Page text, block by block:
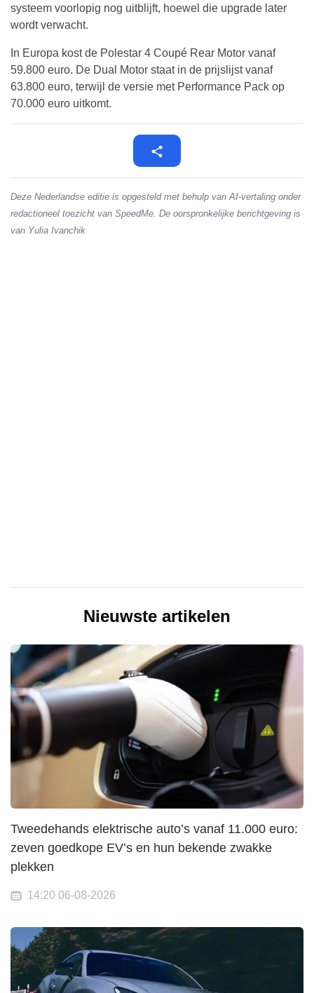
systeem voorlopig nog uitblijft, hoewel die upgrade later
wordt verwacht.
In Europa kost de Polestar 4 Coupé Rear Motor vanaf
59.800 euro. De Dual Motor staat in de prijslijst vanaf
63.800 euro, terwijl de versie met Performance Pack op
70.000 euro uitkomt.
Deze Nederlandse editie is opgesteld met behulp van AI-vertaling onder
redactioneel toezicht van SpeedMe. De oorspronkelijke berichtgeving is
van Yulia Ivanchik
Nieuwste artikelen
Tweedehands elektrische auto’s vanaf 11.000 euro:
zeven goedkope EV’s en hun bekende zwakke
plekken
14:20 06-08-2026